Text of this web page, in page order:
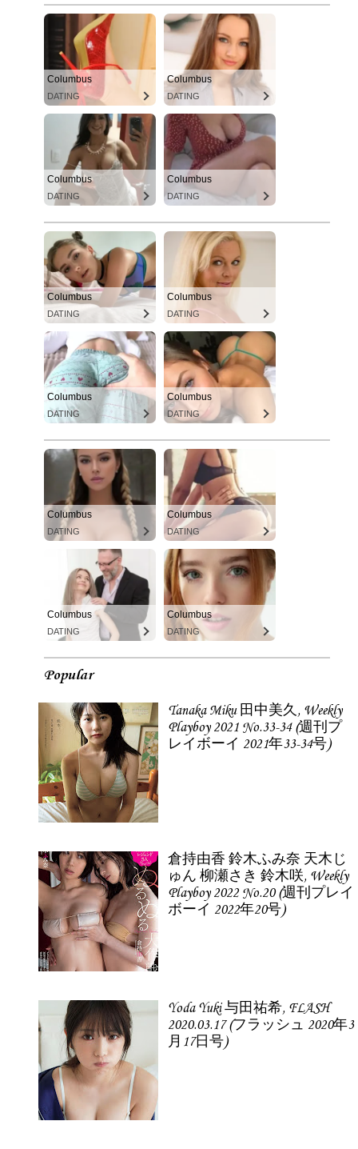
Columbus
DATING
Columbus
DATING
Columbus
DATING
Columbus
DATING
Columbus
DATING
Columbus
DATING
Columbus
DATING
Columbus
DATING
Columbus
DATING
Columbus
DATING
Columbus
DATING
Columbus
DATING
Popular
Tanaka Miku 田中美久, Weekly
Playboy 2021 No.33-34 (週刊プ
レイボーイ 2021年33-34号)
倉持由香 鈴木ふみ奈 天木じ
ゅん 柳瀬さき 鈴木咲, Weekly
Playboy 2022 No.20 (週刊プレイ
ボーイ 2022年20号)
Yoda Yuki 与田祐希, FLASH
2020.03.17 (フラッシュ 2020年3
月17日号)